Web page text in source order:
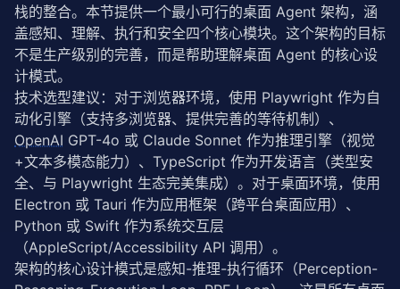
栈的整合。本节提供一个最小可行的桌面 Agent 架构，涵
盖感知、理解、执行和安全四个核心模块。这个架构的目标
不是生产级别的完善，而是帮助理解桌面 Agent 的核心设
计模式。
技术选型建议：对于浏览器环境，使用 Playwright 作为自
动化引擎（支持多浏览器、提供完善的等待机制）、
OpenAI GPT-4o 或 Claude Sonnet 作为推理引擎（视觉
+文本多模态能力）、TypeScript 作为开发语言（类型安
全、与 Playwright 生态完美集成）。对于桌面环境，使用
Electron 或 Tauri 作为应用框架（跨平台桌面应用）、
Python 或 Swift 作为系统交互层
（AppleScript/Accessibility API 调用）。
架构的核心设计模式是感知-推理-执行循环（Perception-